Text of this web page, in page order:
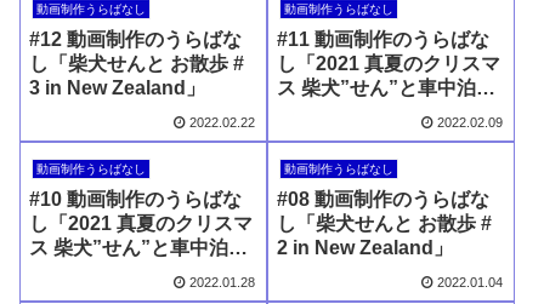
動画制作うらばなし
#12 動画制作のうらばな
し「柴犬せんと お散歩 #
3 in New Zealand」
2022.02.22
動画制作うらばなし
#11 動画制作のうらばな
し「2021 真夏のクリスマ
ス 柴犬”せん”と車中泊キ
ャンプ 【 後編 】in New
Zealand」
2022.02.09
動画制作うらばなし
#10 動画制作のうらばな
し「2021 真夏のクリスマ
ス 柴犬”せん”と車中泊キ
ャンプ 【 前編 】in NZ」
2022.01.28
動画制作うらばなし
#08 動画制作のうらばな
し「柴犬せんと お散歩 #
2 in New Zealand」
2022.01.04